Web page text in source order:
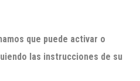
que puede activar o
las instrucciones de su